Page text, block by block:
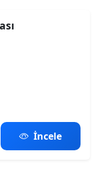
İncele